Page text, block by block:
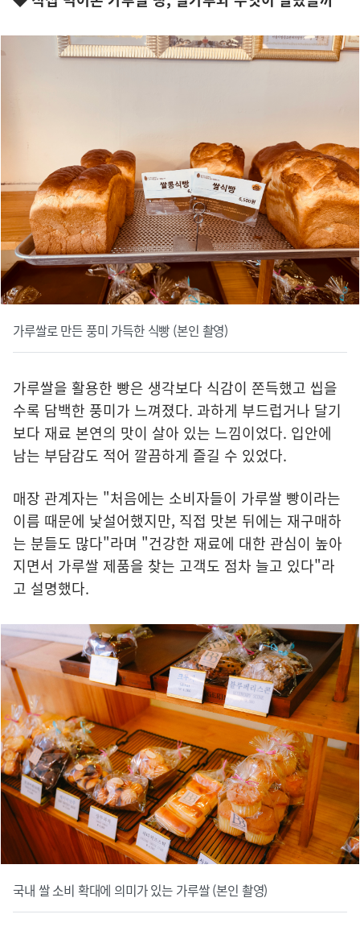
가루쌀로 만든 풍미 가득한 식빵 (본인 촬영)
가루쌀을 활용한 빵은 생각보다 식감이 쫀득했고 씹을
수록 담백한 풍미가 느껴졌다. 과하게 부드럽거나 달기
보다 재료 본연의 맛이 살아 있는 느낌이었다. 입안에
남는 부담감도 적어 깔끔하게 즐길 수 있었다.
매장 관계자는 "처음에는 소비자들이 가루쌀 빵이라는
이름 때문에 낯설어했지만, 직접 맛본 뒤에는 재구매하
는 분들도 많다"라며 "건강한 재료에 대한 관심이 높아
지면서 가루쌀 제품을 찾는 고객도 점차 늘고 있다"라
고 설명했다.
국내 쌀 소비 확대에 의미가 있는 가루쌀 (본인 촬영)